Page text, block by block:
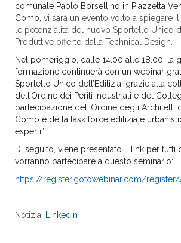
comunale Paolo Borsellino in Piazzetta
Como, vi sarà un evento volto a spiegare
le potenzialità del nuovo Sportello Unico
Produttive offerto dalla Technical Design.
Nel pomeriggio, dalle 14.00 alle 18.00, la
formazione continuerà con un webinar
Sportello Unico dell’Edilizia, grazie alla
dell’Ordine dei Periti Industriali e del
partecipazione dell’Ordine degli Architetti
Como e della task force edilizia e
esperti”.
Di seguito, viene presentato il link per tutti
vorranno partecipare a questo seminario:
https://register.gotowebinar.com/
Notizia: Linkedin